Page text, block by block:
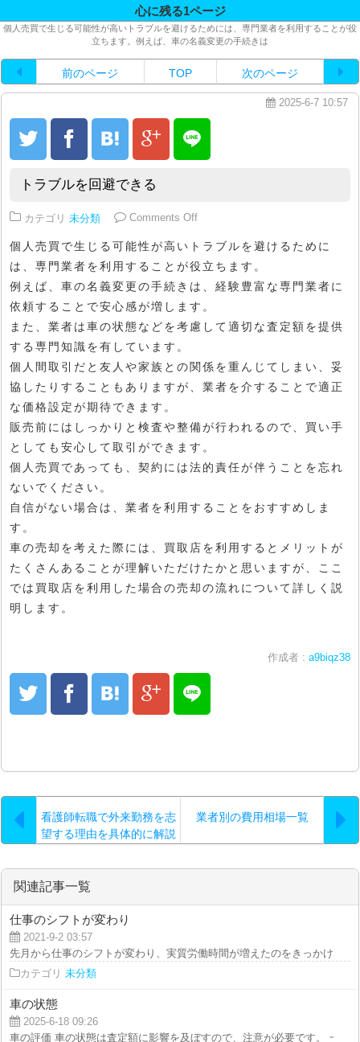
心に残る1ページ
個人売買で生じる可能性が高いトラブルを避けるためには、専門業者を利用することが役
立ちます。例えば、車の名義変更の手続きは
前のページ TOP 次のページ
2025-6-7 10:57
トラブルを回避できる
カテゴリ 未分類 Comments Offon トラブルを回避できる
個人売買で生じる可能性が高いトラブルを避けるために
は、専門業者を利用することが役立ちます。
例えば、車の名義変更の手続きは、経験豊富な専門業者に
依頼することで安心感が増します。
また、業者は車の状態などを考慮して適切な査定額を提供
する専門知識を有しています。
個人間取引だと友人や家族との関係を重んじてしまい、妥
協したりすることもありますが、業者を介することで適正
な価格設定が期待できます。
販売前にはしっかりと検査や整備が行われるので、買い手
としても安心して取引ができます。
個人売買であっても、契約には法的責任が伴うことを忘れ
ないでください。
自信がない場合は、業者を利用することをおすすめしま
す。
車の売却を考えた際には、買取店を利用するとメリットが
たくさんあることが理解いただけたかと思いますが、ここ
では買取店を利用した場合の売却の流れについて詳しく説
明します。
作成者 : a9biqz38
看護師転職で外来勤務を志
望する理由を具体的に解説
業者別の費用相場一覧
関連記事一覧
仕事のシフトが変わり
2021-9-2 03:57
先月から仕事のシフトが変わり、実質労働時間が増えたのをきっかけにい
カテゴリ 未分類
車の状態
2025-6-18 09:26
車の評価 車の状態は査定額に影響を及ぼすので、注意が必要です。 一般